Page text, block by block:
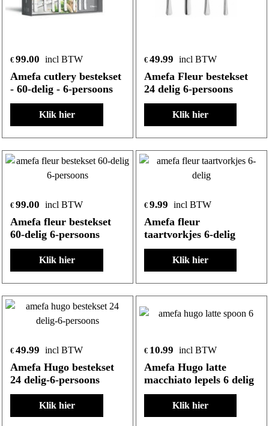
€ 99.00 incl BTW
Amefa cutlery bestekset
- 60-delig - 6-persoons
Klik hier
€ 49.99 incl BTW
Amefa Fleur bestekset
24 delig 6-persoons
Klik hier
€ 99.00 incl BTW
Amefa fleur bestekset
60-delig 6-persoons
Klik hier
€ 9.99 incl BTW
Amefa fleur
taartvorkjes 6-delig
Klik hier
€ 49.99 incl BTW
Amefa Hugo bestekset
24 delig-6-persoons
Klik hier
€ 10.99 incl BTW
Amefa Hugo latte
macchiato lepels 6 delig
Klik hier